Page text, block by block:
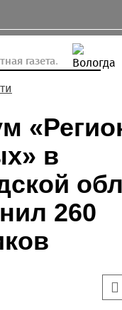
газета.
в
260